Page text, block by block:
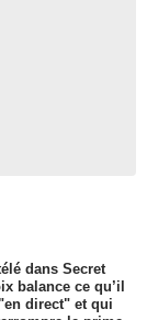
dans Secret
balance ce qu’il
direct" et qui